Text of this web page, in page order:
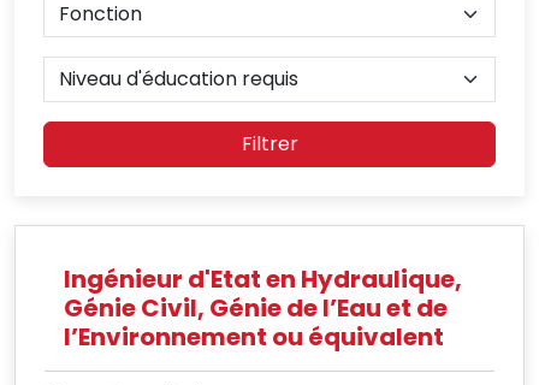
Filtrer
Ingénieur d'Etat en Hydraulique,
Génie Civil, Génie de l’Eau et de
l’Environnement ou équivalent